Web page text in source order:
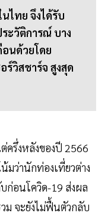
ไทย จึงได้รับ
ะวัติการณ์ บาง
อนด้วยโดย
ร์วิสชาร์จ สูงสุด
ครึ่งหลังของปี 2566
มว่านักท่องเที่ยวต่าง
ก่อนโควิด-19 ส่งผล
ม จะยังไม่ฟื้นตัวกลับ